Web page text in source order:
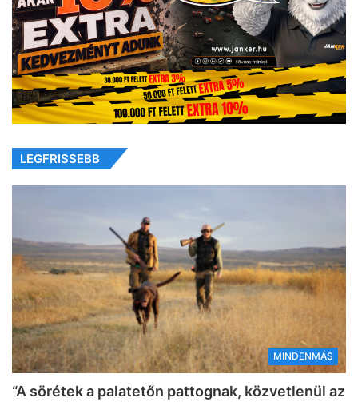
LEGFRISSEBB
MINDENMÁS
“A sörétek a palatetőn pattognak, közvetlenül az